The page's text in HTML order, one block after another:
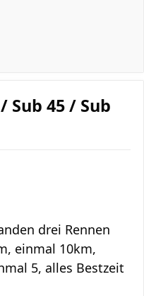
Sub 45 / Sub
drei Rennen
einmal 10km,
5, alles Bestzeit